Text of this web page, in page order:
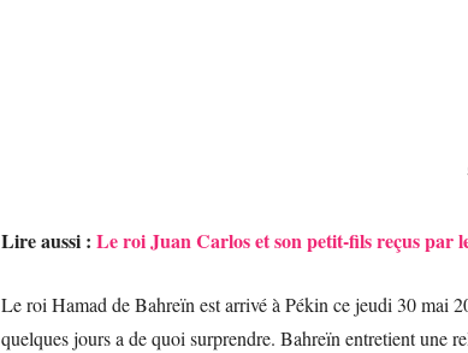
Lire aussi : Le roi Juan Carlos et son petit-fils reçus par
Le roi Hamad de Bahreïn est arrivé à Pékin ce jeudi 30 mai
quelques jours a de quoi surprendre. Bahreïn entretient une